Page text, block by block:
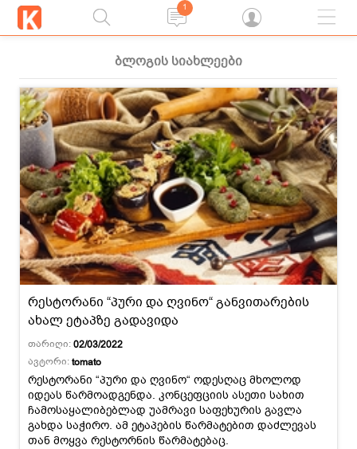
1
ბლოგის სიახლეები
რესტორანი “პური და ღვინო“ განვითარების
ახალ ეტაპზე გადავიდა
თარიღი:02/03/2022
ავტორი:tomato
რესტორანი “პური და ღვინო“ ოდესღაც მხოლოდ
იდეას წარმოადგენდა. კონცეფციის ასეთი სახით
ჩამოსაყალიბებლად უამრავი საფეხურის გავლა
გახდა საჭირო. ამ ეტაპების წარმატებით დაძლევას
თან მოყვა რესტორნის წარმატებაც.